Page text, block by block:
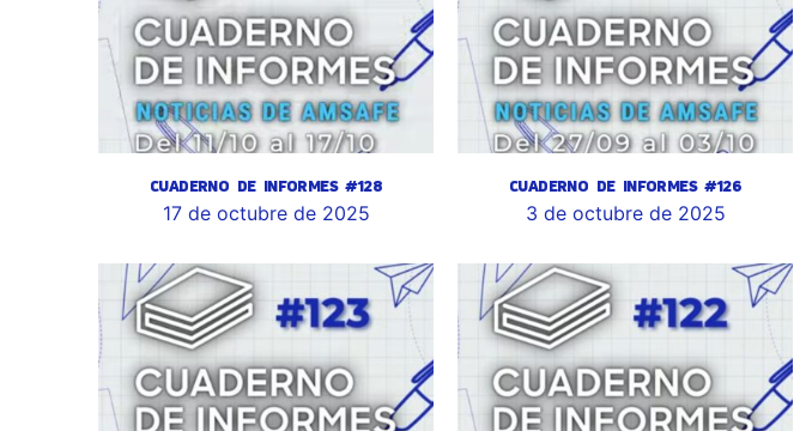
CUADERNO DE INFORMES #128
17 de octubre de 2025
CUADERNO DE INFORMES #126
3 de octubre de 2025